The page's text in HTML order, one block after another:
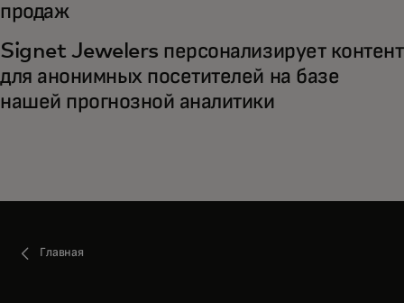
продаж
Signet Jewelers персонализирует контент
для анонимных посетителей на базе
нашей прогнозной аналитики
Главная